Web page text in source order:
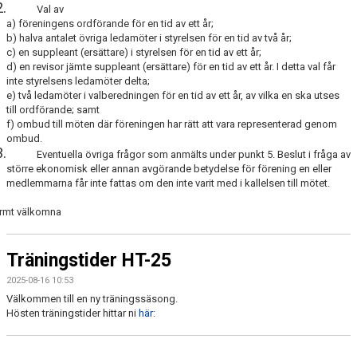
Val av
a) föreningens ordförande för en tid av ett år;
b) halva antalet övriga ledamöter i styrelsen för en tid av två år;
c) en suppleant (ersättare) i styrelsen för en tid av ett år;
d) en revisor jämte suppleant (ersättare) för en tid av ett år. I detta val får
inte styrelsens ledamöter delta;
e) två ledamöter i valberedningen för en tid av ett år, av vilka en ska utses
till ordförande; samt
f) ombud till möten där föreningen har rätt att vara representerad genom
ombud.
Eventuella övriga frågor som anmälts under punkt 5. Beslut i fråga av
större ekonomisk eller annan avgörande betydelse för förening en eller
medlemmarna får inte fattas om den inte varit med i kallelsen till mötet.
välkomna
Träningstider HT-25
2025-08-16 10:53
Välkommen till en ny träningssäsong.
Hösten träningstider hittar ni här: